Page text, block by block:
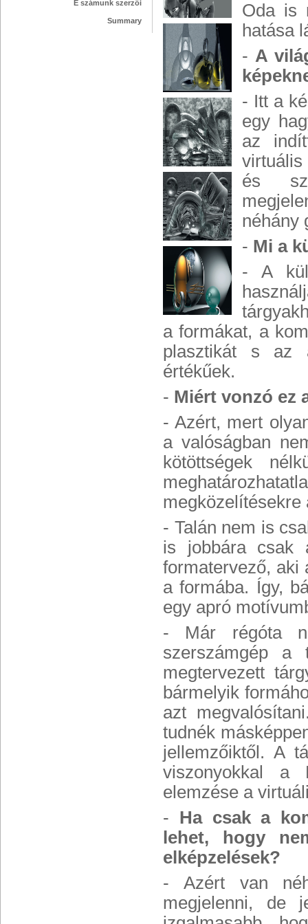
E számunk szerzői
Summary
Oda is
hatása
- A
- Itt a
egy
az
virtuális
és
néhány
- Mi a
- A
a formákat, a
plasztikát s az
értékűek.
- Miért vonzó ez
- Azért, mert
a valóságban
kötöttségek
megközelítésekre
- Talán nem is
is jobbára csak
formatervező, aki
a formába. Így,
egy apró
- Már régóta
szerszámgép a
megtervezett
bármelyik
azt
tudnék
jellemzőiktől. A
viszonyokkal a
elemzése a
- Ha csak a
lehet, hogy
elképzelések?
- Azért van
megjelenni, de